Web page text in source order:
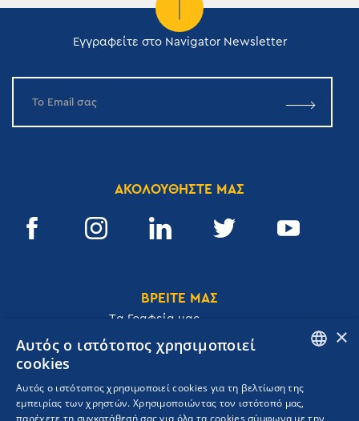
Εγγραφείτε στο Navigator Newsletter
ΑΚΟΛΟΥΘΗΣΤΕ ΜΑΣ
ΒΡΕΙΤΕ ΜΑΣ
Tα Γραφεία μας
Ακαδημίας 32, 106 72, Αθήνα, Ελλάδα
T. +30 210 3609801 GREEK
×
Αυτός ο ιστότοπος χρησιμοποιεί
cookies
Αυτός ο ιστότοπος χρησιμοποιεί cookies για τη βελτίωση της
εμπειρίας των χρηστών. Χρησιμοποιώντας τον ιστότοπό μας,
παρέχετε τη συγκατάθεσή σας για όλα τα cookies σύμφωνα με την